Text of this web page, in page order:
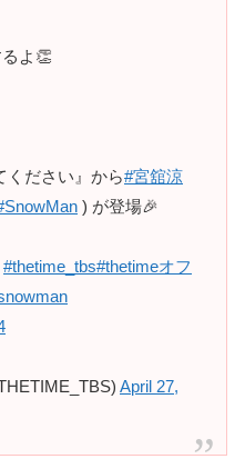
よ👏
ください』から#宮舘涼
) が登場🎉
#thetime_tbs#thetimeオフ
April 27,